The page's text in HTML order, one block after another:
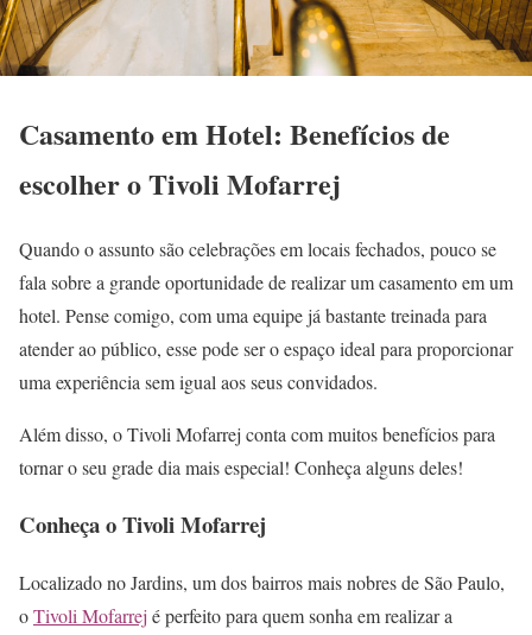
Casamento em Hotel: Benefícios de
escolher o Tivoli Mofarrej
Quando o assunto são celebrações em locais fechados, pouco se
fala sobre a grande oportunidade de realizar um casamento em um
hotel. Pense comigo, com uma equipe já bastante treinada para
atender ao público, esse pode ser o espaço ideal para proporcionar
uma experiência sem igual aos seus convidados.
Além disso, o Tivoli Mofarrej conta com muitos benefícios para
tornar o seu grade dia mais especial! Conheça alguns deles!
Conheça o Tivoli Mofarrej
Localizado no Jardins, um dos bairros mais nobres de São Paulo,
oTivoli Mofarrej é perfeito para quem sonha em realizar a